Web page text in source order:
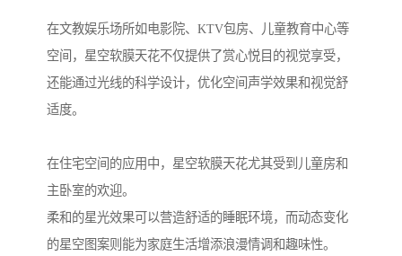
在文教娱乐场所如电影院、KTV包房、儿童教育中心等
空间，星空软膜天花不仅提供了赏心悦目的视觉享受，
还能通过光线的科学设计，优化空间声学效果和视觉舒
适度。
在住宅空间的应用中，星空软膜天花尤其受到儿童房和
主卧室的欢迎。
柔和的星光效果可以营造舒适的睡眠环境，而动态变化
的星空图案则能为家庭生活增添浪漫情调和趣味性。